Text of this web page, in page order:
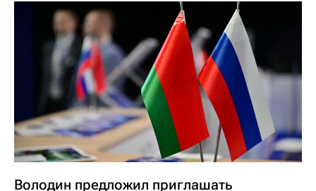
Володин предложил приглашать